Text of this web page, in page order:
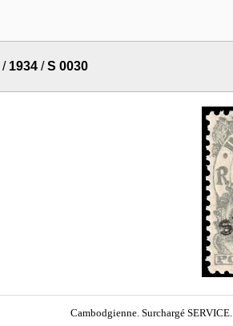
/ 1934 /S 0030
Cambodgienne. Surchargé SERVICE.